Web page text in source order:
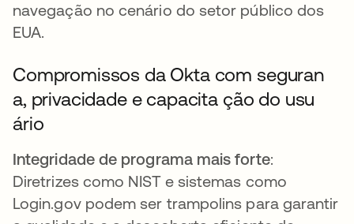
navegação no cenário do setor público dos
EUA.
Compromissos da Okta com seguran
a, privacidade e capacita ção do usu
ário
Integridade de programa mais forte:
Diretrizes como NIST e sistemas como
Login.gov podem ser trampolins para garantir